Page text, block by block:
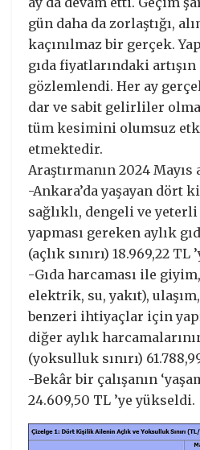
gün daha da zorlaştığı,
kaçınılmaz bir gerçek.
gıda fiyatlarındaki
gözlemlendi. Her ay
dar ve sabit gelirliler
tüm kesimini olumsuz
etmektedir.
Araştırmanın 2024 Mayıs
-Ankara’da yaşayan dört
sağlıklı, dengeli ve
yapması gereken aylık
(açlık sınırı) 18.969,22 TL
-Gıda harcaması ile
elektrik, su, yakıt),
benzeri ihtiyaçlar için
diğer aylık
(yoksulluk sınırı)
-Bekâr bir çalışanın
24.609,50 TL ’ye yükseldi.